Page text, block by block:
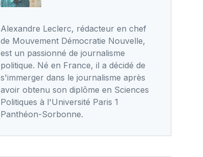
Alexandre Leclerc, rédacteur en chef
de Mouvement Démocratie Nouvelle,
est un passionné de journalisme
politique. Né en France, il a décidé de
s'immerger dans le journalisme après
avoir obtenu son diplôme en Sciences
Politiques à l'Université Paris 1
Panthéon-Sorbonne.